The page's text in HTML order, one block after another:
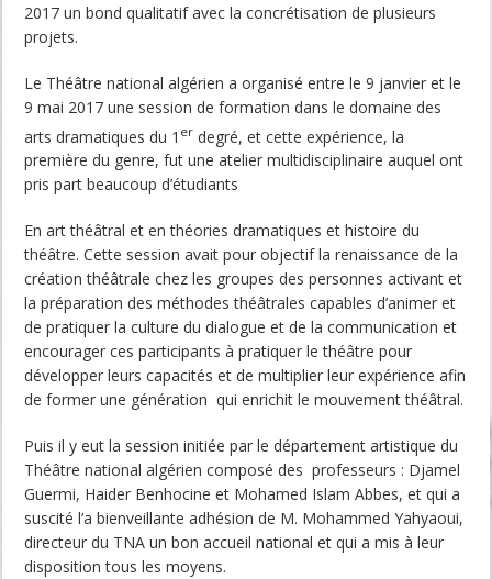
2017 un bond qualitatif avec la concrétisation de plusieurs
projets.
Le Théâtre national algérien a organisé entre le 9 janvier et le
9 mai 2017 une session de formation dans le domaine des
arts dramatiques du 1 er degré, et cette expérience, la
première du genre, fut une atelier multidisciplinaire auquel ont
pris part beaucoup d’étudiants
En art théâtral et en théories dramatiques et histoire du
théâtre. Cette session avait pour objectif la renaissance de la
création théâtrale chez les groupes des personnes activant et
la préparation des méthodes théâtrales capables d’animer et
de pratiquer la culture du dialogue et de la communication et
encourager ces participants à pratiquer le théâtre pour
développer leurs capacités et de multiplier leur expérience afin
de former une génération qui enrichit le mouvement théâtral.
Puis il y eut la session initiée par le département artistique du
Théâtre national algérien composé des professeurs : Djamel
Guermi, Haider Benhocine et Mohamed Islam Abbes, et qui a
suscité l’a bienveillante adhésion de M. Mohammed Yahyaoui,
directeur du TNA un bon accueil national et qui a mis à leur
disposition tous les moyens.